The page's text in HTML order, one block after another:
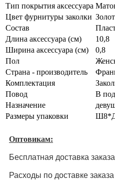
Тип покрытия аксессуара
Цвет фурнитуры заколки
Состав
Длина аксессуара (см)
10,8
Ширина аксессуара (см)
0,8
Пол
Страна - производитель
Комплектация
Повод
В
Назначение
Размеры упаковки
Оптовикам:
Бесплатная доставка
Расходы по доставке